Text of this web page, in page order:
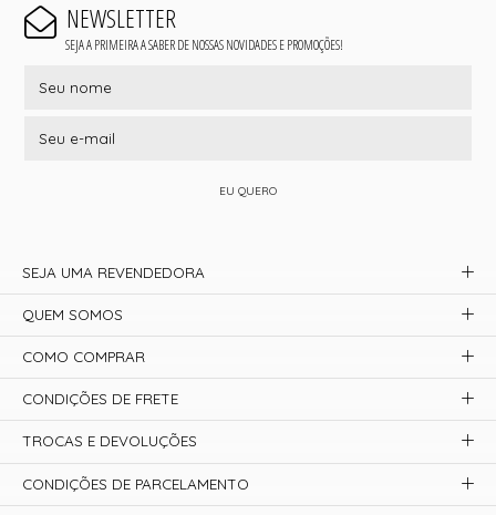
NEWSLETTER
SEJA A PRIMEIRA A SABER DE NOSSAS NOVIDADES E PROMOÇÕES!
EU QUERO
SEJA UMA REVENDEDORA
QUEM SOMOS
COMO COMPRAR
CONDIÇÕES DE FRETE
TROCAS E DEVOLUÇÕES
CONDIÇÕES DE PARCELAMENTO